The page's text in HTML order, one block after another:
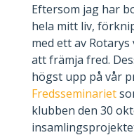
Eftersom jag har
hela mitt liv,
med ett av
att främja fred.
högst upp på vår
Fredsseminariet
klubben den 30